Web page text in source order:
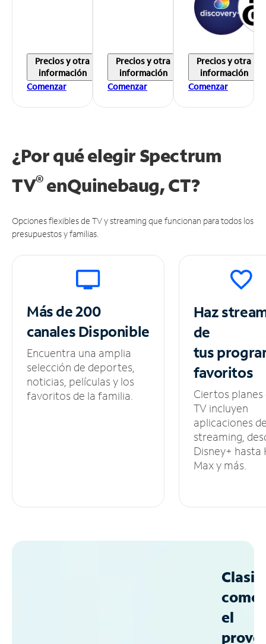
Precios y otra
información
Comenzar
Precios y otra
información
Comenzar
Precios y otra
información
Comenzar
¿Por qué elegir Spectrum
TV®enQuinebaug, CT?
Opciones flexibles de TV y streaming que funcionan para todos los
presupuestos y familias.
Más de 200
canalesDisponible
Encuentra una amplia
selección de deportes,
noticias, películas y los
favoritos de la familia.
Haz
de
tus
favoritos
Ciertos planes
TV incluyen
aplicaciones
streaming,
Disney+ hasta
Max y más.
como
el